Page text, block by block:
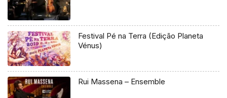
Festival Pé na Terra (Edição Planeta
Vénus)
Rui Massena – Ensemble